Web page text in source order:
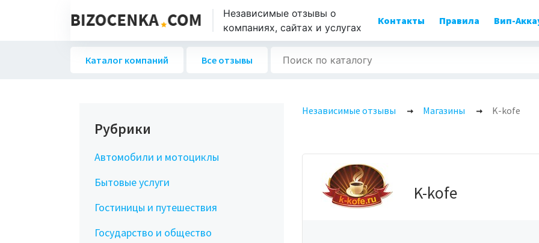
Независимые отзывы о
компаниях, сайтах и услугах
Контакты Правила Вип-
Каталог компаний Все отзывы
Независимые отзывы Магазины K-kofe
K-kofe
Рубрики
Автомобили и мотоциклы
Бытовые услуги
Гостиницы и путешествия
Государство и общество